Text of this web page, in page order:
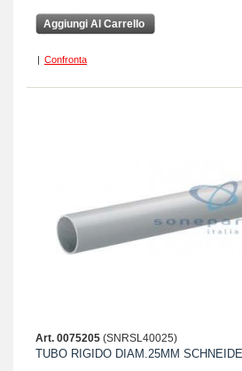
Aggiungi Al Carrello
| Confronta
Art. 0075205 (SNRSL40025)
TUBO RIGIDO DIAM.25MM